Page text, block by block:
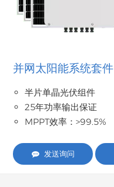
并网太阳能系统套件
半片单晶光伏组件
25年功率输出保证
MPPT效率：>99.5%
发送询问